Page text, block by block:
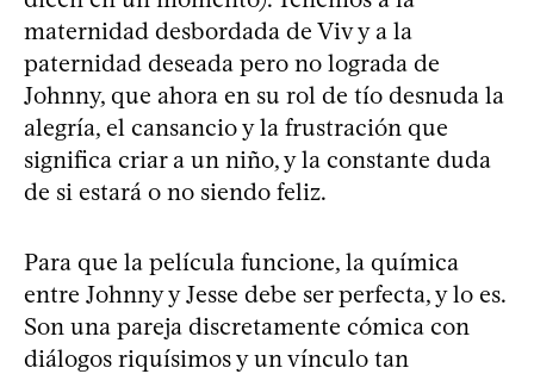
maternidad desbordada de Viv y a la
paternidad deseada pero no lograda de
Johnny, que ahora en su rol de tío desnuda la
alegría, el cansancio y la frustración que
significa criar a un niño, y la constante duda
de si estará o no siendo feliz.
Para que la película funcione, la química
entre Johnny y Jesse debe ser perfecta, y lo es.
Son una pareja discretamente cómica con
diálogos riquísimos y un vínculo tan